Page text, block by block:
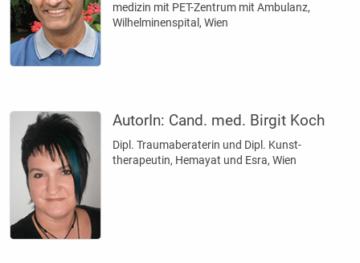
medizin mit PET-Zentrum mit Ambulanz,
Wilhelminenspital, Wien
AutorIn: Cand. med. Birgit Koch
Dipl. Traumaberaterin und Dipl. Kunst­
therapeutin, Hemayat und Esra, Wien